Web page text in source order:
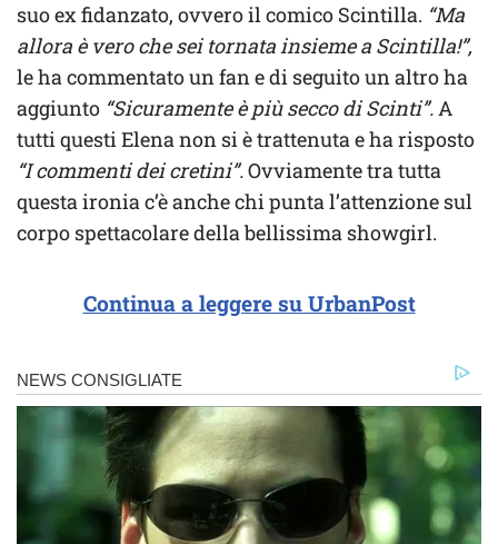
suo ex fidanzato, ovvero il comico Scintilla. “Ma
allora è vero che sei tornata insieme a Scintilla!”,
le ha commentato un fan e di seguito un altro ha
aggiunto “Sicuramente è più secco di Scinti”.A
tutti questi Elena non si è trattenuta e ha risposto
“I commenti dei cretini”.Ovviamente tra tutta
questa ironia c’è anche chi punta l’attenzione sul
corpo spettacolare della bellissima showgirl.
Continua a leggere su UrbanPost